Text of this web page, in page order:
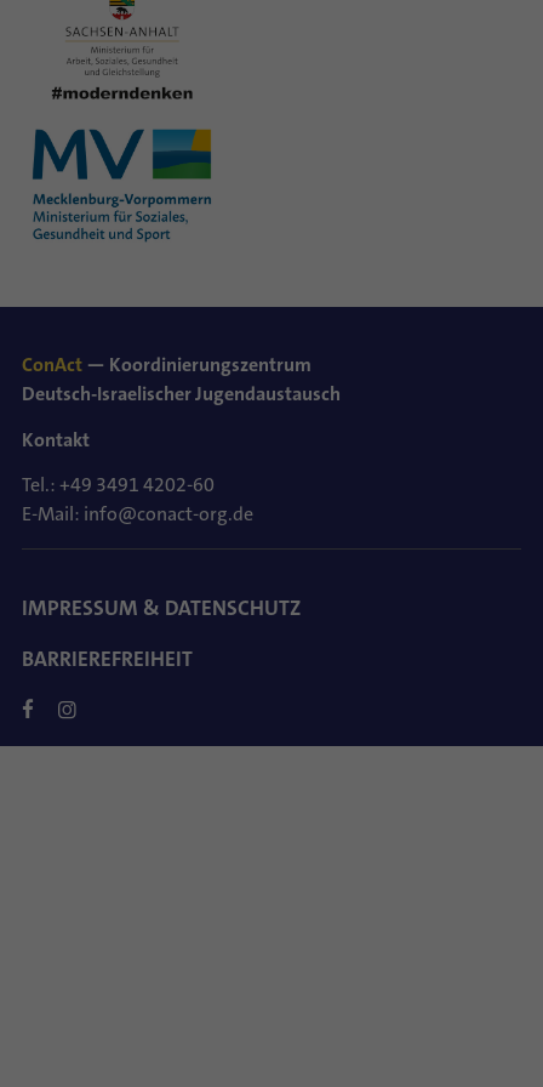
ConAct — Koordinierungszentrum
Deutsch-Israelischer Jugendaustausch
Kontakt
Tel.: +49 3491 4202-60
E-Mail: info@conact-org.de
IMPRESSUM & DATENSCHUTZ
BARRIEREFREIHEIT
FACEBOOK